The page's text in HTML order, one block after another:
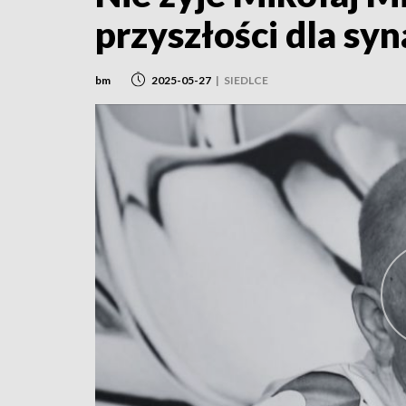
przyszłości dla
bm 2025-05-27 | SIEDLCE